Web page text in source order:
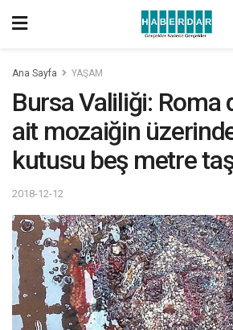
Ana Sayfa YAŞAM
Bursa Valiliği: Roma
ait mozaiğin
kutusu beş metre
2018-12-12